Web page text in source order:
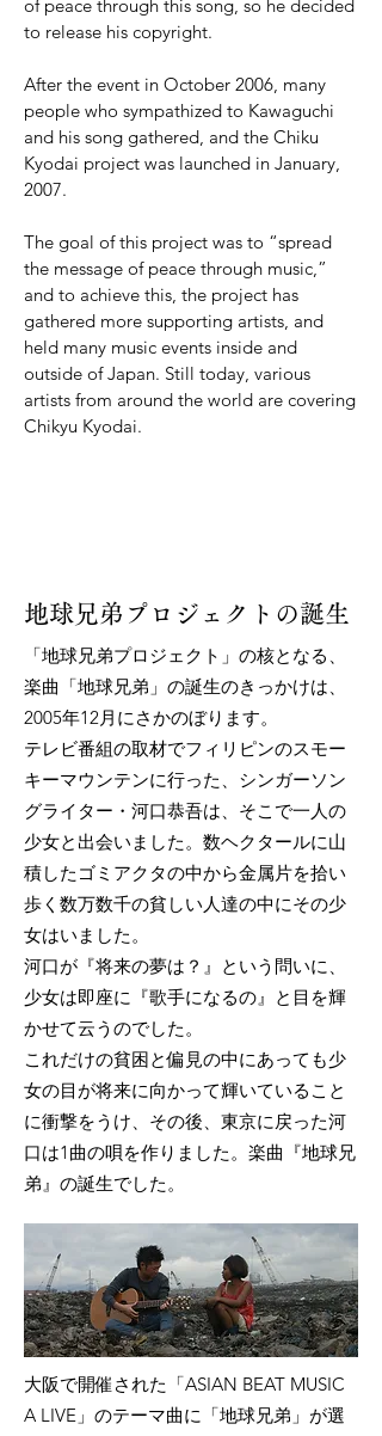
of peace through this song, so he decided
to release his copyright.
After the event in October 2006, many
people who sympathized to Kawaguchi
and his song gathered, and the Chiku
Kyodai project was launched in January,
2007.
The goal of this project was to “spread
the message of peace through music,”
and to achieve this, the project has
gathered more supporting artists, and
held many music events inside and
outside of Japan. Still today, various
artists from around the world are covering
Chikyu Kyodai.
地球兄弟プロジェクトの誕生
「地球兄弟プロジェクト」の核となる、
楽曲「地球兄弟」の誕生のきっかけは、
2005年12月にさかのぼります。
テレビ番組の取材でフィリピンのスモー
キーマウンテンに行った、シンガーソン
グライター・河口恭吾は、そこで一人の
少女と出会いました。数ヘクタールに山
積したゴミアクタの中から金属片を拾い
歩く数万数千の貧しい人達の中にその少
女はいました。
河口が『将来の夢は？』という問いに、
少女は即座に『歌手になるの』と目を輝
かせて云うのでした。
これだけの貧困と偏見の中にあっても少
女の目が将来に向かって輝いていること
に衝撃をうけ、その後、東京に戻った河
口は1曲の唄を作りました。楽曲『地球兄
弟』の誕生でした。
大阪で開催された「ASIAN BEAT MUSIC
A LIVE」のテーマ曲に「地球兄弟」が選